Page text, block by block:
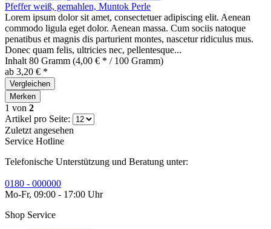
Pfeffer weiß, gemahlen, Muntok Perle
Lorem ipsum dolor sit amet, consectetuer adipiscing elit. Aenean
commodo ligula eget dolor. Aenean massa. Cum sociis natoque
penatibus et magnis dis parturient montes, nascetur ridiculus mus.
Donec quam felis, ultricies nec, pellentesque...
Inhalt 80 Gramm (4,00 € * / 100 Gramm)
ab 3,20 € *
Vergleichen
Merken
1 von 2
Artikel pro Seite:
Zuletzt angesehen
Service Hotline
Telefonische Unterstützung und Beratung unter:
0180 - 000000
Mo-Fr, 09:00 - 17:00 Uhr
Shop Service